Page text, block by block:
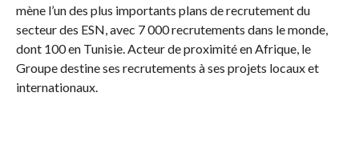
mène l’un des plus importants plans de recrutement du
secteur des ESN, avec 7 000 recrutements dans le monde,
dont 100 en Tunisie. Acteur de proximité en Afrique, le
Groupe destine ses recrutements à ses projets locaux et
internationaux.